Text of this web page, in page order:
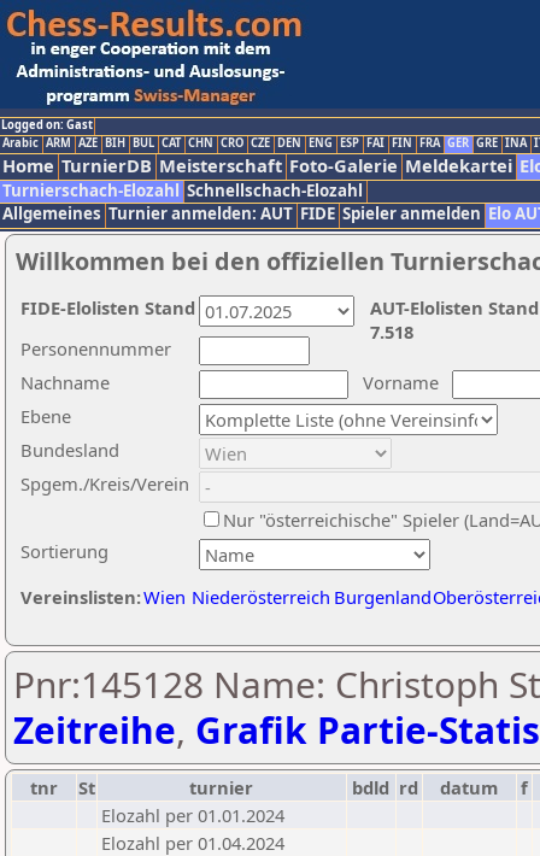
Logged on: Gast
Arabic ARM AZE BIH BUL CAT CHN CRO CZE DEN ENG ESP FAI FIN FRA GER GRE INA
Home TurnierDB Meisterschaft Foto-Galerie Meldekartei
Turnierschach-Elozahl Schnellschach-Elozahl
Allgemeines Turnier anmelden: AUT FIDE Spieler anmelden Elo
Willkommen bei den offiziellen
Nachname
Vorname
Ebene
Sortierung
Personennummer
Bundesland
Spgem./Kreis/Verein
Nur "österreichische" Spieler
Vereinslisten:Wien Niederösterreich Burgenland
AUT-Elolisten
7.518
FIDE-Elolisten Stand
Pnr:145128 Name: Christoph
Zeitreihe, Grafik Partie-
tnr St turnier bdld rd datum
f
Elozahl per 01.01.2024
Elozahl per 01.04.2024